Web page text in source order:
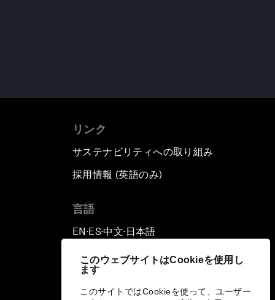
このウェブサイトはCookieを使用し
ます
このサイトではCookieを使って、ユーザー
リンク
サステナビリティへの取り組み
採用情報 (英語のみ)
言語
EN ▪ ES▪中文▪ 日本語